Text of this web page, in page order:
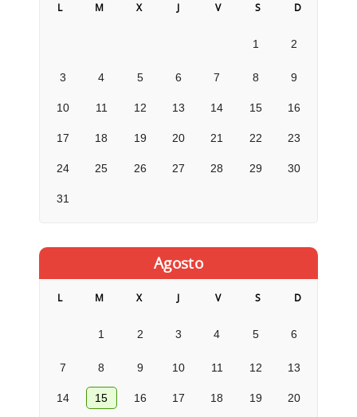
L M X J V S D
1 2
3 4 5 6 7 8 9
10 11 12 13 14 15 16
17 18 19 20 21 22 23
24 25 26 27 28 29 30
31
Agosto
L M X J V S D
1 2 3 4 5 6
7 8 9 10 11 12 13
14 15 16 17 18 19 20